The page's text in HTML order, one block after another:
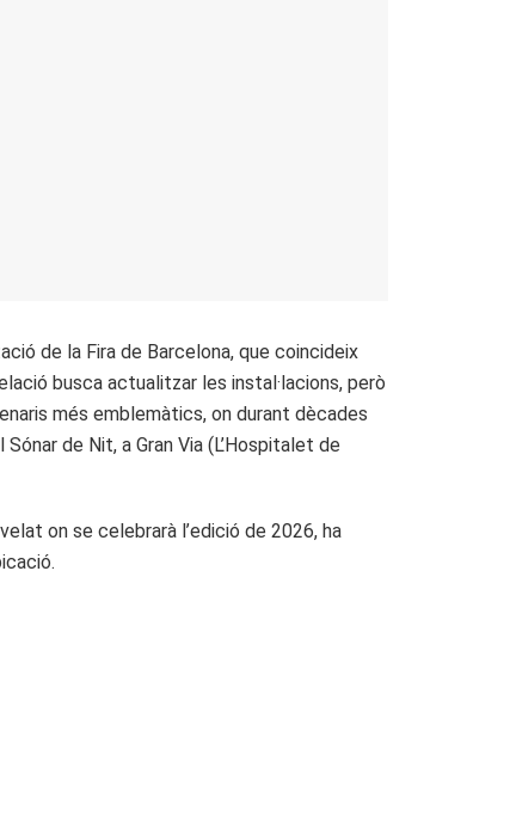
de la Fira de Barcelona, que coincideix
busca actualitzar les instal·lacions, però
més emblemàtics, on durant dècades
de Nit, a Gran Via (L’Hospitalet de
on se celebrarà l’edició de 2026, ha